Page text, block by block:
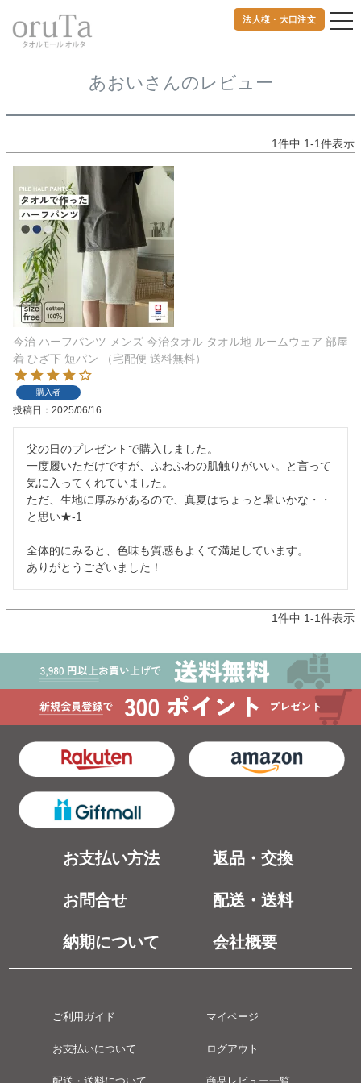
法人様・大口注文
トップページ あおいさんのレビュー
あおいさんのレビュー
1件中 1-1件表示
今治 ハーフパンツ メンズ 今治タオル タオル地 ルームウェア 部屋
着 ひざ下 短パン （宅配便 送料無料）
購入者
投稿日 2025/06/16
父の日のプレゼントで購入しました。
一度履いただけですが、ふわふわの肌触りがいい。と言って
気に入ってくれていました。
ただ、生地に厚みがあるので、真夏はちょっと暑いかな・・
と思い★-1
全体的にみると、色味も質感もよくて満足しています。
ありがとうございました！
1件中 1-1件表示
お支払い方法 返品・交換
お問合せ 配送・送料
納期について 会社概要
ご利用ガイド マイページ
お支払いについて ログアウト